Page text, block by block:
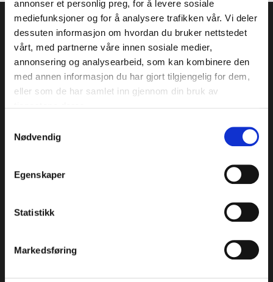
annonser et personlig preg, for å levere sosiale
mediefunksjoner og for å analysere trafikken vår. Vi deler
dessuten informasjon om hvordan du bruker nettstedet
vårt, med partnerne våre innen sosiale medier,
annonsering og analysearbeid, som kan kombinere den
med annen informasjon du har gjort tilgjengelig for dem,
eller som de har samlet inn gjennom din bruk av
Nødvendig
Egenskaper
Statistikk
Markedsføring
OM MEDICUS
Vi er spesialister i gynekologi og assistert
befruktning, og er et av Norges mest erfarne